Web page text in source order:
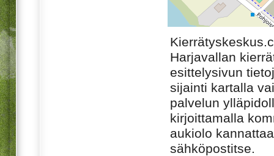
Harjavallan
esittelysivun
sijainti kartalla
palvelun
kirjoittamalla
aukiolo
sähköpostitse.